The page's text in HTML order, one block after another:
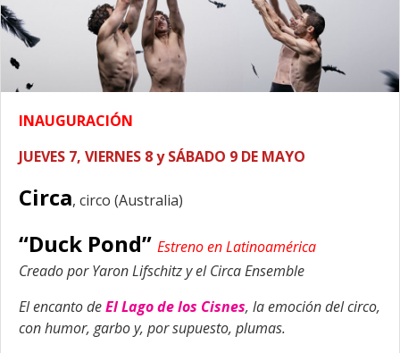
INAUGURACIÓN
JUEVES 7, VIERNES 8 y SÁBADO 9 DE MAYO
Circa, circo (Australia)
“Duck Pond” Estreno en Latinoamérica
Creado por Yaron Lifschitz y el Circa Ensemble
El encanto deEl Lago de los Cisnes, la emoción del circo,
con humor, garbo y, por supuesto, plumas.